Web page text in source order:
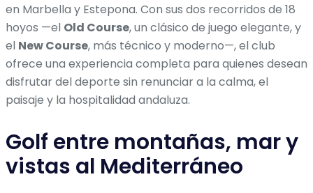
en Marbella y Estepona. Con sus dos recorridos de 18
hoyos —el Old Course, un clásico de juego elegante, y
el New Course, más técnico y moderno—, el club
ofrece una experiencia completa para quienes desean
disfrutar del deporte sin renunciar a la calma, el
paisaje y la hospitalidad andaluza.
Golf entre montañas, mar y
vistas al Mediterráneo